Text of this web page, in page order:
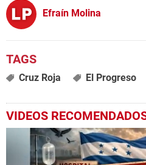
Efraín Molina
Cruz Roja El Progreso
VIDEOS